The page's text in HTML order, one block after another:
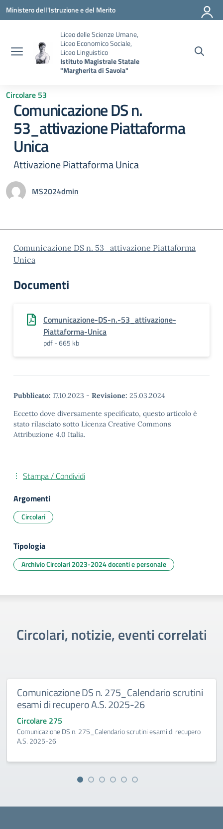
Vai ai contenuti
Vai al menu di navigazione
Vai al footer
Ministero dell'Istruzione e del Merito
Liceo delle Scienze Umane,
Liceo Economico Sociale,
Liceo Linguistico
Istituto Magistrale Statale
"Margherita di Savoia"
Circolare 53
Comunicazione DS n.
53_attivazione Piattaforma
Unica
Attivazione Piattaforma Unica
MS2024dmin
Comunicazione DS n. 53_attivazione Piattaforma
Unica
Documenti
Comunicazione-DS-n.-53_attivazione-
Piattaforma-Unica
pdf - 665 kb
Pubblicato: 17.10.2023 - Revisione: 25.03.2024
Eccetto dove diversamente specificato, questo articolo è
stato rilasciato sotto Licenza Creative Commons
Attribuzione 4.0 Italia.
Stampa / Condividi
Argomenti
Circolari
Tipologia
Archivio Circolari 2023-2024 docenti e personale
Circolari, notizie, eventi correlati
Comunicazione DS n. 275_Calendario scrutini
esami di recupero A.S. 2025-26
Circolare 275
Comunicazione DS n. 275_Calendario scrutini esami di recupero
A.S. 2025-26